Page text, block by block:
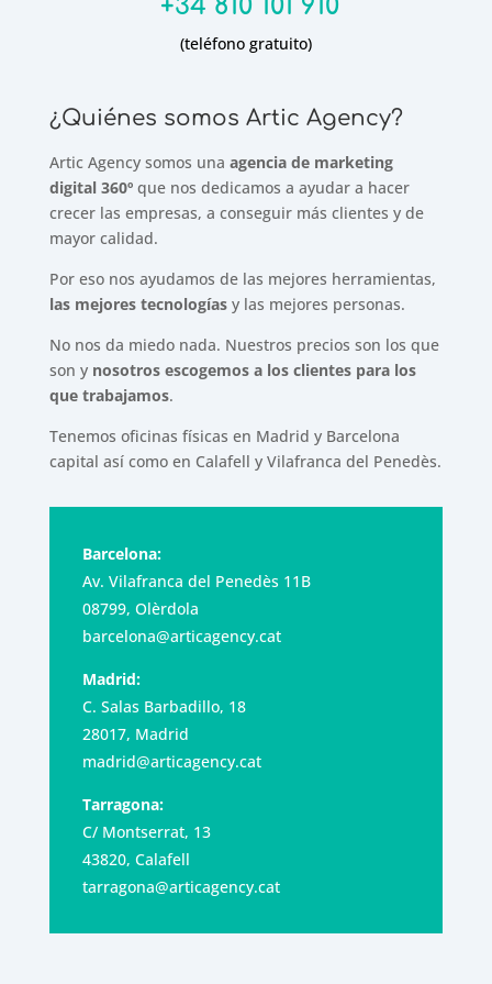
+34 810 101 910
(teléfono gratuito)
¿Quiénes somos Artic Agency?
Artic Agency somos una agencia de marketing
digital 360ºque nos dedicamos a ayudar a hacer
crecer las empresas, a conseguir más clientes y de
mayor calidad.
Por eso nos ayudamos de las mejores herramientas,
las mejores tecnologíasy las mejores personas.
No nos da miedo nada. Nuestros precios son los que
son y nosotros escogemos a los clientes para los
que trabajamos.
Tenemos oficinas físicas en Madrid y Barcelona
capital así como en Calafell y Vilafranca del Penedès.
Barcelona:
Av. Vilafranca del Penedès 11B
08799, Olèrdola
barcelona@articagency.cat
Madrid:
C. Salas Barbadillo, 18
28017, Madrid
madrid@articagency.cat
Tarragona:
C/ Montserrat, 13
43820, Calafell
tarragona@articagency.cat